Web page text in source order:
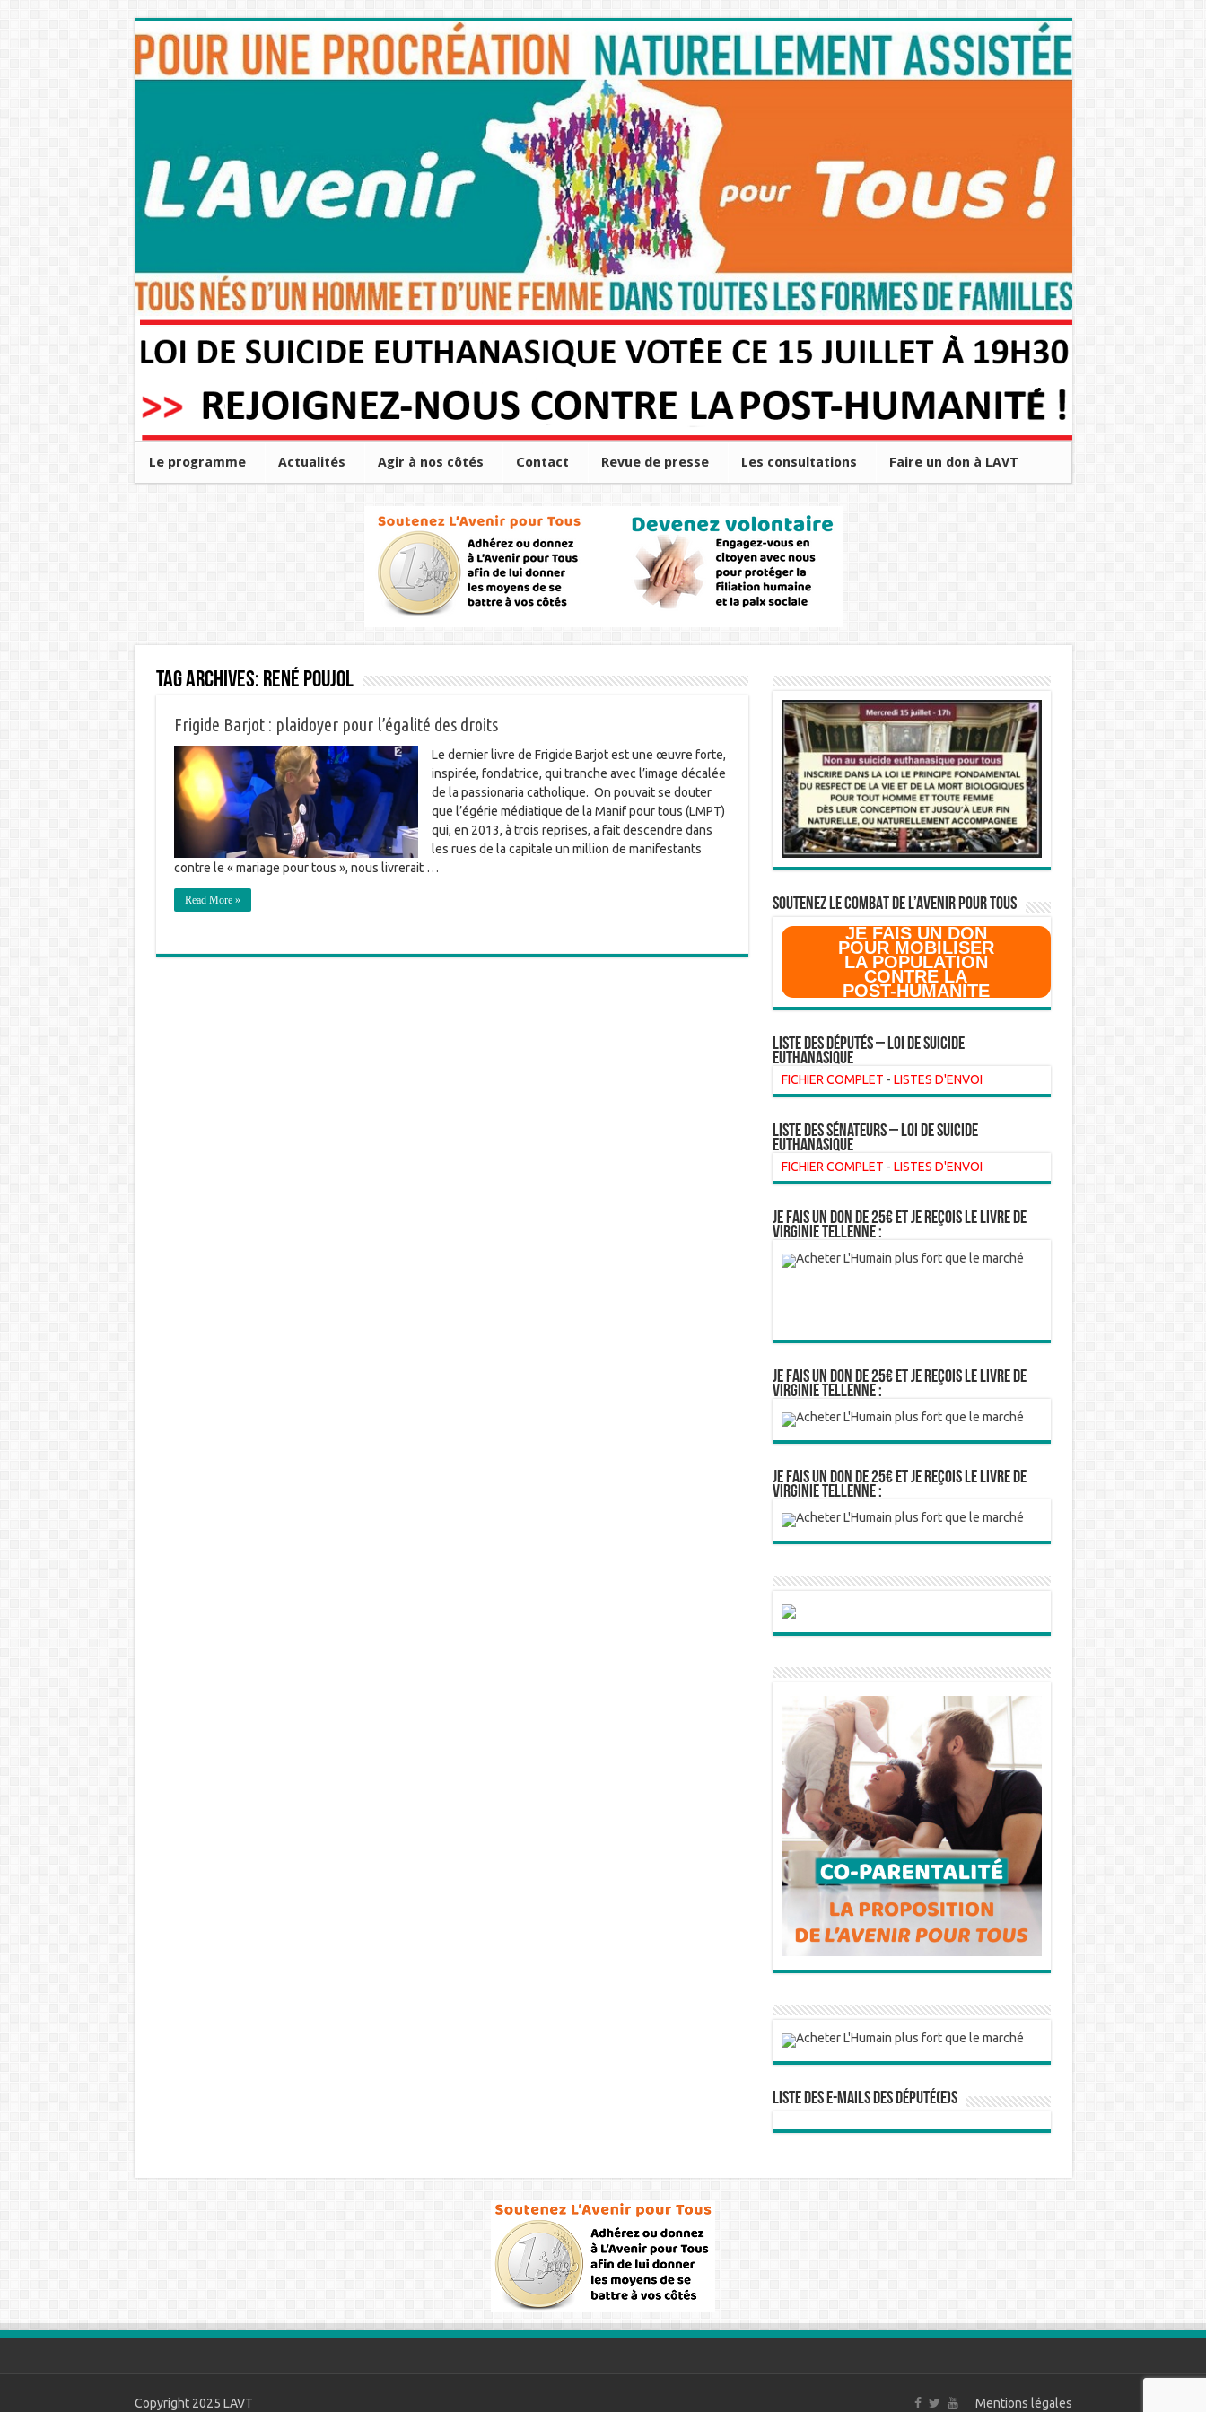
Le programme Actualités Agir à nos côtés Contact Revue de presse Les consultations Faire un don à LAVT
Tag Archives: René Poujol
Frigide Barjot : plaidoyer pour l’égalité des droits
Le dernier livre de Frigide Barjot est une œuvre forte,
inspirée, fondatrice, qui tranche avec l’image décalée
de la passionaria catholique. On pouvait se douter
que l’égérie médiatique de la Manif pour tous (LMPT)
qui, en 2013, à trois reprises, a fait descendre dans
les rues de la capitale un million de manifestants
contre le « mariage pour tous », nous livrerait …
Read More » SOUTENEZ LE COMBAT DE L’AVenir pour Tous
JE FAIS UN DON
POUR MOBILISER
LA POPULATION
CONTRE LA
POST-HUMANITE
Liste des Députés – Loi de suicide
euthanasique
FICHIER COMPLET - LISTES D'ENVOI
liste des sénateurs – loi de suicide
euthanasique
FICHIER COMPLET - LISTES D'ENVOI
Je fais un don de 25€ et je reçois le livre de
Virginie Tellenne :
Je fais un don de 25€ et je reçois le livre de
Virginie Tellenne :
Je fais un don de 25€ et je reçois le livre de
Virginie Tellenne :
Liste des e-mails des député(e)s
Mentions légales
Copyright 2025 LAVT